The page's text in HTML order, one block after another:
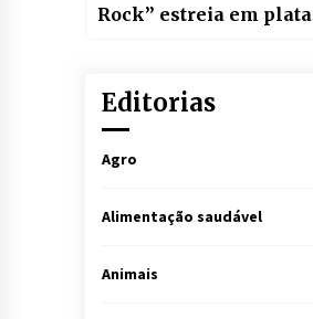
Rock” estreia em
tiragem limitada
Editorias
Agro
Alimentação saudável
Animais